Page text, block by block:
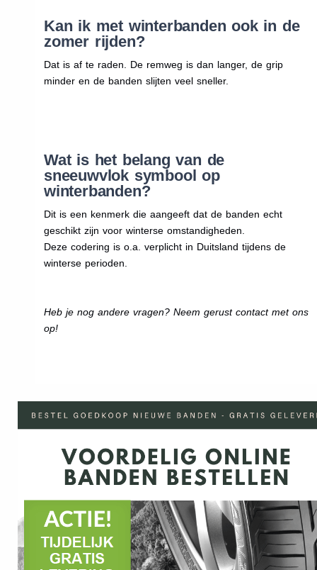
Kan ik met winterbanden ook in de
zomer rijden?
Dat is af te raden. De remweg is dan langer, de grip
minder en de banden slijten veel sneller.
Wat is het belang van de
sneeuwvlok symbool op
winterbanden?
Dit is een kenmerk die aangeeft dat de banden echt
geschikt zijn voor winterse omstandigheden.
Deze codering is o.a. verplicht in Duitsland tijdens de
winterse perioden.
Heb je nog andere vragen? Neem gerust contact met ons
op!